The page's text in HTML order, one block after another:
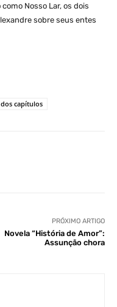
Nosso Lar, os dois
sobre seus entes
capítulos
PRÓXIMO ARTIGO
Novela “História de Amor”:
Assunção chora